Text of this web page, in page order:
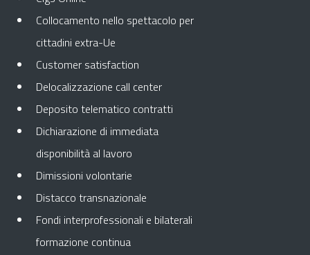
Collocamento nello spettacolo per
cittadini extra-Ue
Customer satisfaction
Delocalizzazione call center
Deposito telematico contratti
Dichiarazione di immediata
disponibilità al lavoro
Dimissioni volontarie
Distacco transnazionale
Fondi interprofessionali e bilaterali
formazione continua